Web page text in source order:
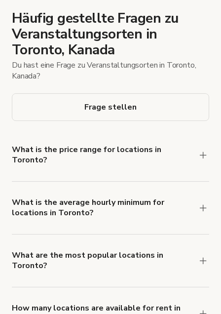
Häufig gestellte Fragen zu
Veranstaltungsorten in
Toronto, Kanada
Du hast eine Frage zu Veranstaltungsorten in Toronto,
Kanada?
Frage stellen
What is the price range for locations in
Toronto?
range from $20 CAD to $10.000 CAD per hour
for spaces in Toronto.
What is the average hourly minimum for
locations in Toronto?
What are the most popular locations in
Toronto?
Daylight Studio Torontoand
How many locations are available for rent in